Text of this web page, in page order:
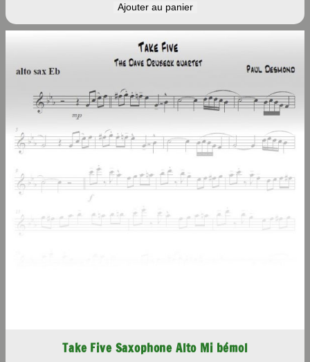
Ajouter au panier
Take Five Saxophone Alto Mi bémol